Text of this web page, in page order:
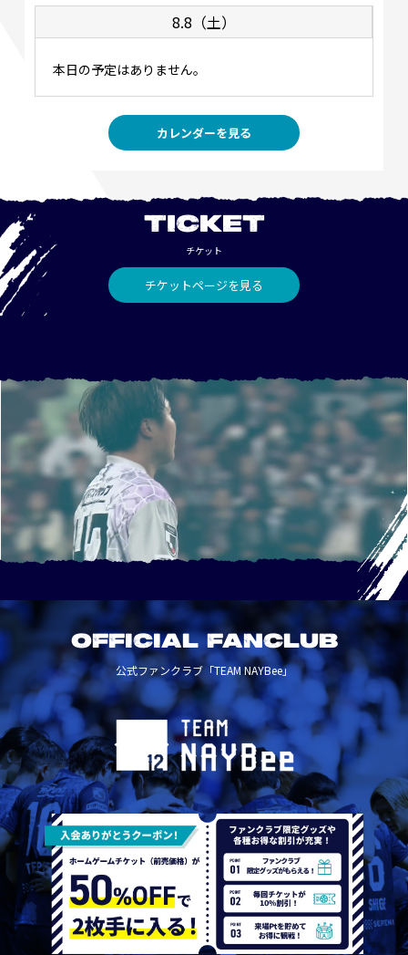
8.8（土）
本日の予定はありません。
カレンダーを見る
TICKET
チケット
チケットページを見る
OFFICIAL FANCLUB
公式ファンクラブ「TEAM NAYBee」